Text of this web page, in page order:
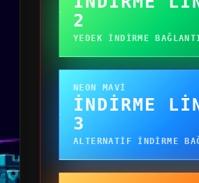
2
YEDEK INDIRME
NEON MAVI
İNDIRME
3
ALTERNATIF INDIRME